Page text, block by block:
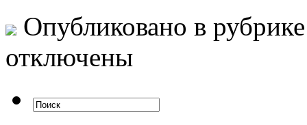
Опубликовано в
отключены